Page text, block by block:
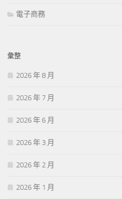
電子商務
彙整
2026 年 8 月
2026 年 7 月
2026 年 6 月
2026 年 3 月
2026 年 2 月
2026 年 1 月